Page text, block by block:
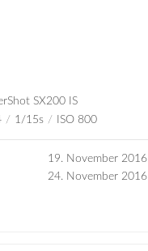
SX200 IS
/ 1/15s / ISO 800
19. November 2016
24. November 2016